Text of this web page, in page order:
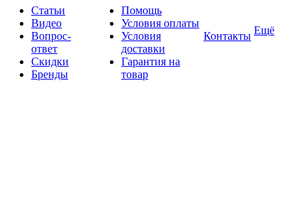
Статьи
Видео
Вопрос-
ответ
Скидки
Бренды
Помощь
Условия оплаты
Условия
доставки
Гарантия на
товар
Контакты Ещё